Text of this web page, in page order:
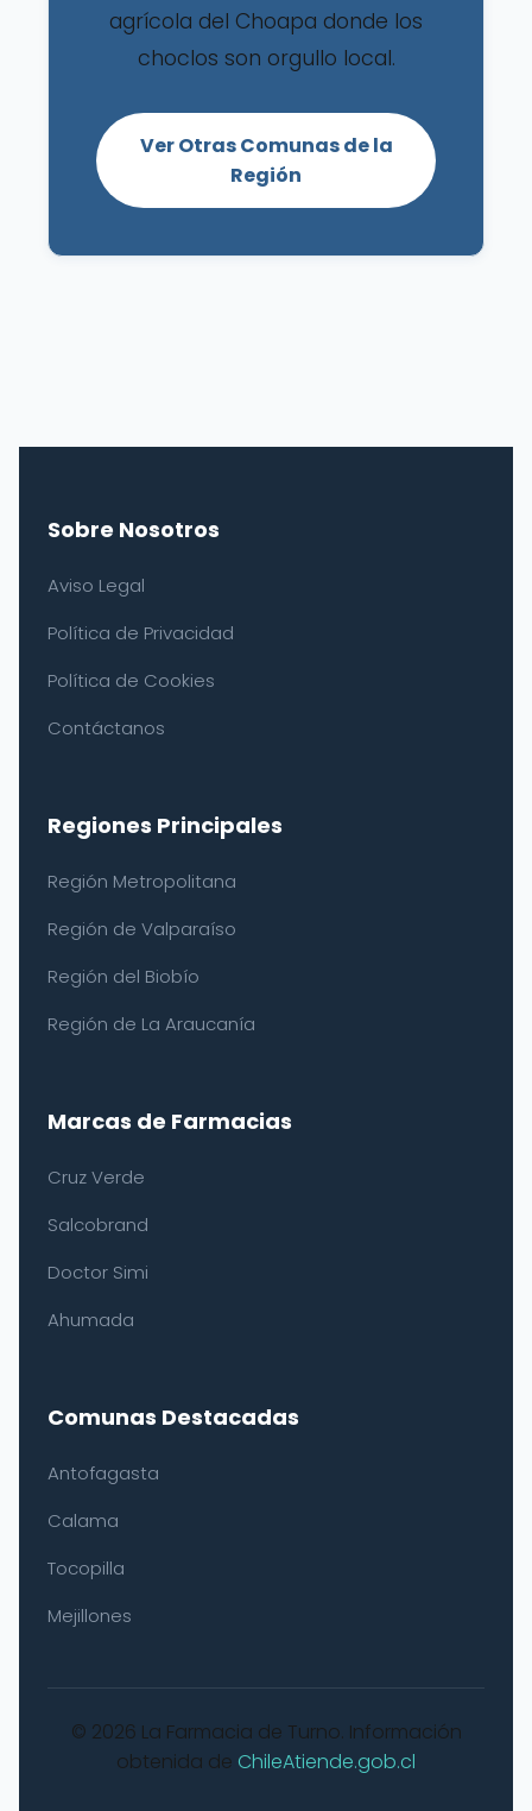
agrícola del Choapa donde los
choclos son orgullo local.
Ver Otras Comunas de la
Región
Sobre Nosotros
Aviso Legal
Política de Privacidad
Política de Cookies
Contáctanos
Regiones Principales
Región Metropolitana
Región de Valparaíso
Región del Biobío
Región de La Araucanía
Marcas de Farmacias
Cruz Verde
Salcobrand
Doctor Simi
Ahumada
Comunas Destacadas
Antofagasta
Calama
Tocopilla
Mejillones
© 2026 La Farmacia de Turno. Información
obtenida de ChileAtiende.gob.cl